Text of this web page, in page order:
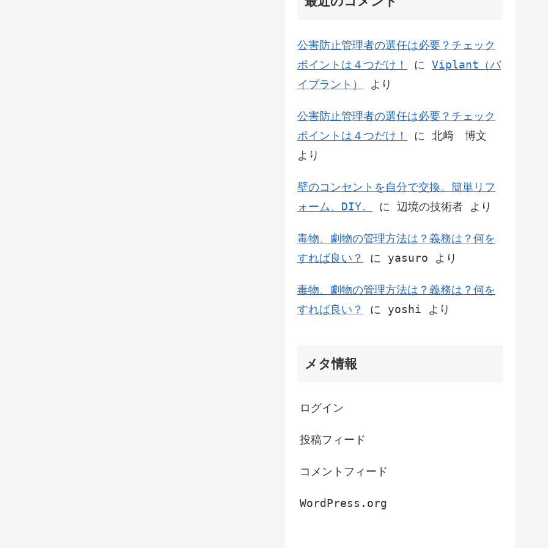
公害防止管理者の選任は必要？チェック
ポイントは４つだけ！
に Viplant（バ
イプラント）
より
公害防止管理者の選任は必要？チェック
ポイントは４つだけ！
に 北﨑 博文
より
壁のコンセントを自分で交換。簡単リフ
ォーム、DIY。
に 辺境の技術者 より
毒物、劇物の管理方法は？義務は？何を
すれば良い？
に yasuro より
毒物、劇物の管理方法は？義務は？何を
すれば良い？
に yoshi より
メタ情報
ログイン
投稿フィード
コメントフィード
WordPress.org